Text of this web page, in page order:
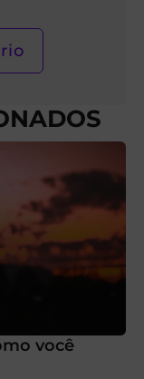
você